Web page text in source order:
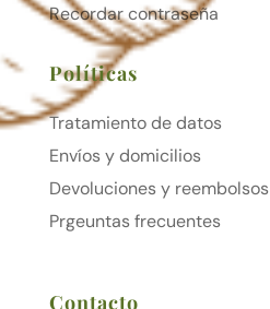
Recordar contraseña
Políticas
Tratamiento de datos
Envíos y domicilios
Devoluciones y reembolsos
Prgeuntas frecuentes
Contacto